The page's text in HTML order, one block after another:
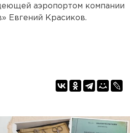
аэропортом компании
Евгений Красиков.